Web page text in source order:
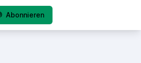
Abonnieren